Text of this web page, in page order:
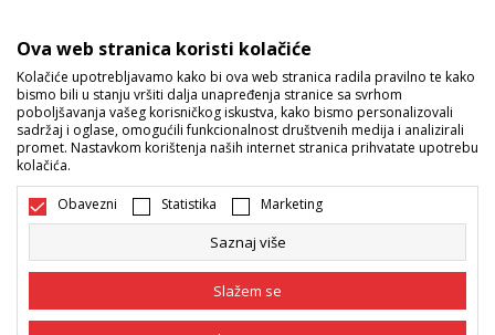
Bosna i Hercegovina Promijenite
Nastojimo da budemo što precizniji u opisu proizvoda, prikazu slika i
i bez grešaka. Svi artikli prikazani na sajtu su dio naše ponude i ne
podrazumijeva da su dostupni u svakom trenutku. Raspoloživost robe
Ova web stranica koristi kolačiće
Kolačiće upotrebljavamo kako bi ova web stranica radila pravilno te kako
bismo bili u stanju vršiti dalja unapređenja stranice sa svrhom
poboljšavanja vašeg korisničkog iskustva, kako bismo personalizovali
sadržaj i oglase, omogućili funkcionalnost društvenih medija i analizirali
promet. Nastavkom korištenja naših internet stranica prihvatate upotrebu
kolačića.
Obavezni Statistika Marketing
Saznaj više
Slažem se